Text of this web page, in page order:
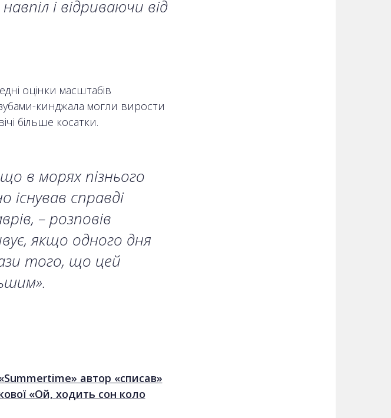
і відриваючи від
оцінки масштабів
кинджала могли вирости
більше косатки.
в морях пізнього
існував справді
– розповів
якщо одного дня
того, що цей
автор «списав»
«Ой, ходить сон коло